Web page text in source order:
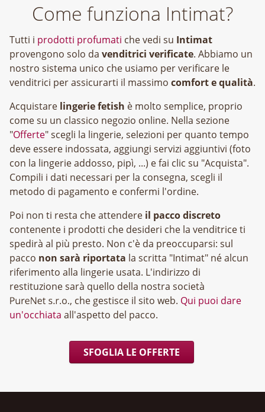
Come funziona Intimat?
Tutti i prodotti profumati che vedi su Intimat
provengono solo da venditrici verificate. Abbiamo un
nostro sistema unico che usiamo per verificare le
venditrici per assicurarti il massimo comfort e qualità.
Acquistare lingerie fetish è molto semplice, proprio
come su un classico negozio online. Nella sezione
"Offerte" scegli la lingerie, selezioni per quanto tempo
deve essere indossata, aggiungi servizi aggiuntivi (foto
con la lingerie addosso, pipì, ...) e fai clic su "Acquista".
Compili i dati necessari per la consegna, scegli il
metodo di pagamento e confermi l'ordine.
Poi non ti resta che attendere il pacco discreto
contenente i prodotti che desideri che la venditrice ti
spedirà al più presto. Non c'è da preoccuparsi: sul
pacco non sarà riportata la scritta "Intimat" né alcun
riferimento alla lingerie usata. L'indirizzo di
restituzione sarà quello della nostra società
, che gestisce il sito web. Qui puoi dare
un'occhiata all'aspetto del pacco.
SFOGLIA LE OFFERTE